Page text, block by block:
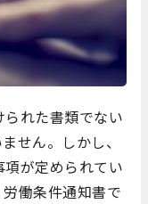
れた書類でない
せん。しかし、
が定められてい
働条件通知書で